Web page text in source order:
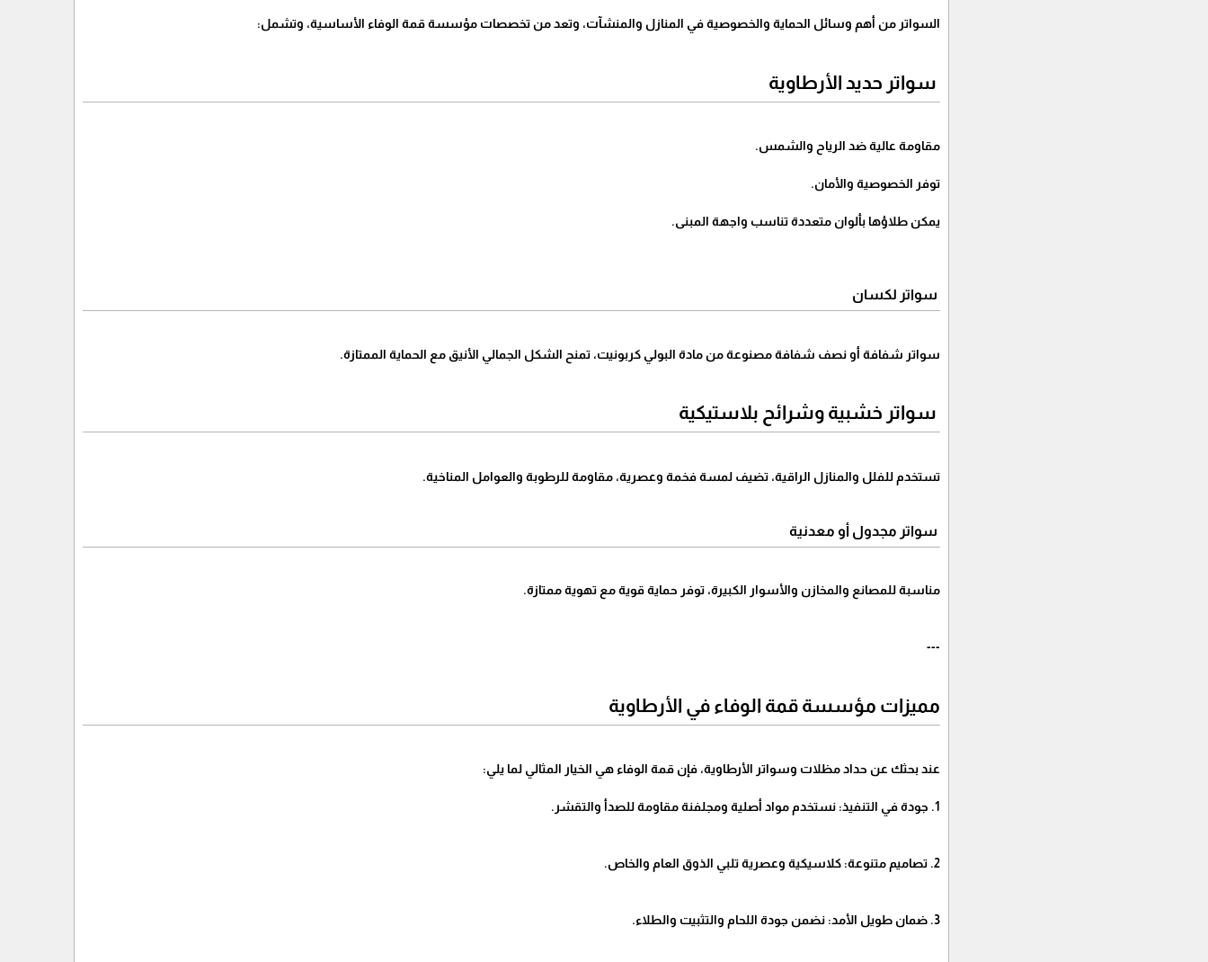
السواتر من أهم وسائل الحماية والخصوصية في المنازل والمنشآت، وتعد من تخصصات مؤسسة قمة الوفاء الأساسية، وتشمل:
سواتر حديد الأرطاوية
مقاومة عالية ضد الرياح والشمس.
توفر الخصوصية والأمان.
يمكن طلاؤها بألوان متعددة تناسب واجهة المبنى.
سواتر لكسان
سواتر شفافة أو نصف شفافة مصنوعة من مادة البولي كربونيت، تمنح الشكل الجمالي الأنيق مع الحماية الممتازة.
سواتر خشبية وشرائح بلاستيكية
تستخدم للفلل والمنازل الراقية، تضيف لمسة فخمة وعصرية، مقاومة للرطوبة والعوامل المناخية.
سواتر مجدول أو معدنية
مناسبة للمصانع والمخازن والأسوار الكبيرة، توفر حماية قوية مع تهوية ممتازة.
---
مميزات مؤسسة قمة الوفاء في الأرطاوية
عند بحثك عن حداد مظلات وسواتر الأرطاوية، فإن قمة الوفاء هي الخيار المثالي لما يلي:
1. جودة في التنفيذ: نستخدم مواد أصلية ومجلفنة مقاومة للصدأ والتقشر.
2. تصاميم متنوعة: كلاسيكية وعصرية تلبي الذوق العام والخاص.
3. ضمان طويل الأمد: نضمن جودة اللحام والتثبيت والطلاء.